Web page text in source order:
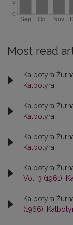
Most read
Kalbotyra
Kalbotyra
Kalbotyra
Kalbotyra
Kalbotyra
Kalbotyra
Kalbotyra
Vol. 3 (1961):
Kalbotyra
(1966):